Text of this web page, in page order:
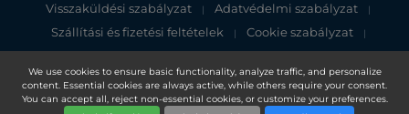
We use cookies to ensure basic functionality, analyze traffic, and personalize
content. Essential cookies are always active, while others require your consent.
You can accept all, reject non-essential cookies, or customize your preferences.
Visszaküldési szabályzat | Adatvédelmi szabályzat |
Szállítási és fizetési feltételek | Cookie szabályzat |
Adatvédelmi tájékoztató
Copyright 2025, DXN Holdings Bhd. 199501033918 (363120-V)